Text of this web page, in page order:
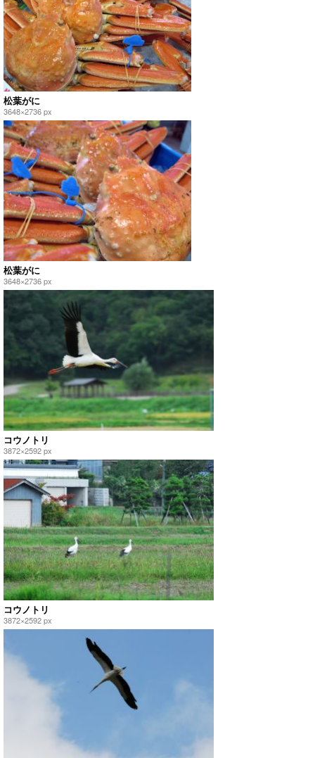
松葉がに
3648×2736 px
松葉がに
3648×2736 px
コウノトリ
3872×2592 px
コウノトリ
3872×2592 px